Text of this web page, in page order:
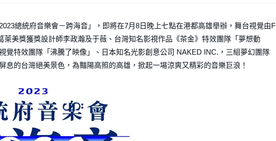
總統府音樂會－跨海音」，即將在7月8日晚上七點在港都高雄舉辦，舞台視覺由F
萊美獎獲獎設計師李政瀚及于薇、台灣知名影視作品《茶金》特效團隊「夢想動
特效團隊「沸騰了映像」、日本知名光影創意公司 NAKED INC.，三組夢幻團隊
息的台灣絕美景色，為豔陽高照的高雄，掀起一場涼爽又精彩的音樂巨浪！